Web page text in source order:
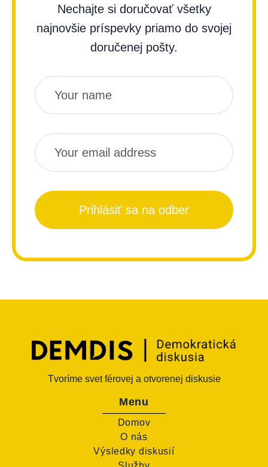
Nechajte si doručovať všetky
najnovšie príspevky priamo do svojej
doručenej pošty.
Názov
Email
Prihlásiť sa na odber
Tvoríme svet férovej a otvorenej diskusie
Menu
Domov
O nás
Výsledky diskusií